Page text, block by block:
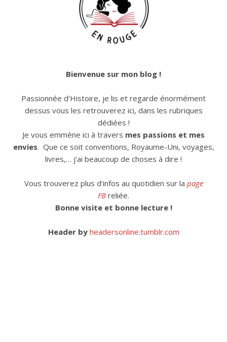
Bienvenue sur mon blog !
Passionnée d’Histoire, je lis et regarde énormément
dessus vous les retrouverez ici, dans les rubriques
dédiées !
Je vous emmène ici à travers mes passions et mes
envies. Que ce soit conventions, Royaume-Uni, voyages,
livres,… j’ai beaucoup de choses à dire !
Vous trouverez plus d’infos au quotidien sur la page
FB reliée.
Bonne visite et bonne lecture !
Header by headersonline.tumblr.com